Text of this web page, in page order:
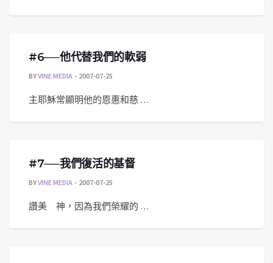
#6──他代替我們的軟弱
BYVINE MEDIA 2007-07-25
主耶穌常顯明他的恩惠和慈 …
#7──我們復活的基督
BYVINE MEDIA 2007-07-25
讚美 神，因為我們榮耀的 …